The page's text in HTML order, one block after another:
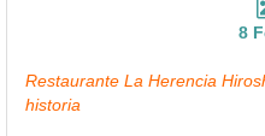
8
Restaurante La Herencia
historia